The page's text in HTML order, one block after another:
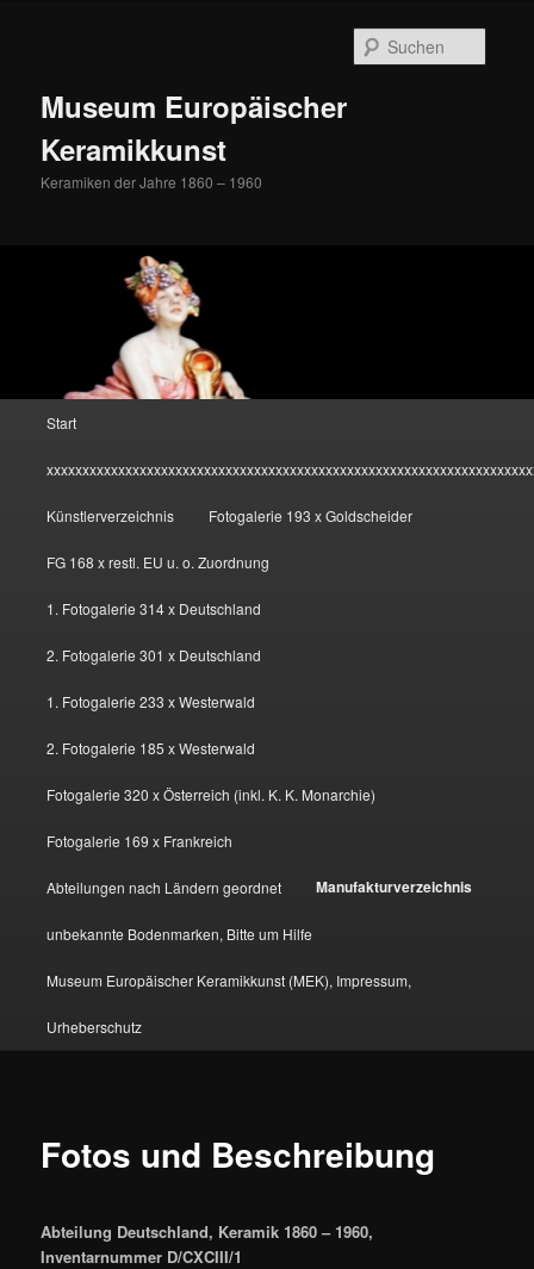
Museum Europäischer
Keramikkunst
Keramiken der Jahre 1860 – 1960
Start
Künstlerverzeichnis Fotogalerie 193 x Goldscheider
FG 168 x restl. EU u. o. Zuordnung
1. Fotogalerie 314 x Deutschland
2. Fotogalerie 301 x Deutschland
1. Fotogalerie 233 x Westerwald
2. Fotogalerie 185 x Westerwald
Fotogalerie 320 x Österreich (inkl. K. K. Monarchie)
Fotogalerie 169 x Frankreich
Abteilungen nach Ländern geordnet Manufakturverzeichnis
unbekannte Bodenmarken, Bitte um Hilfe
Museum Europäischer Keramikkunst (MEK), Impressum,
Urheberschutz
Fotos und Beschreibung
Abteilung Deutschland, Keramik 1860 – 1960,
Inventarnummer D/CXCIII/1